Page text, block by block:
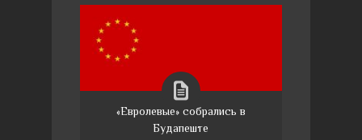
«Евролевые» собрались в
Будапеште